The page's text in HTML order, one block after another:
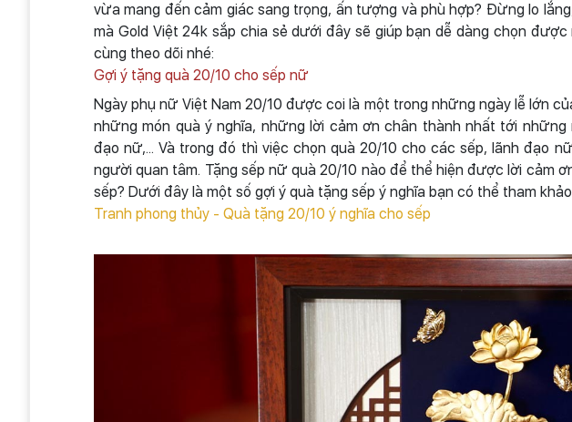
vừa mang đến cảm giác sang trọng, ấn tượng và phù hợp? Đừng lo
mà Gold Việt 24k sắp chia sẻ dưới đây sẽ giúp bạn dễ dàng chọn
cùng theo dõi nhé:
Gợi ý tặng quà 20/10 cho sếp nữ
Ngày phụ nữ Việt Nam 20/10 được coi là một trong những ngày lễ lớn
những món quà ý nghĩa, những lời cảm ơn chân thành nhất tới
đạo nữ,... Và trong đó thì việc chọn quà 20/10 cho các sếp, lãnh đạo
người quan tâm. Tặng sếp nữ quà 20/10 nào để thể hiện được lời cảm
sếp? Dưới đây là một số gợi ý quà tặng sếp ý nghĩa bạn có thể tham
Tranh phong thủy - Quà tặng 20/10 ý nghĩa cho sếp